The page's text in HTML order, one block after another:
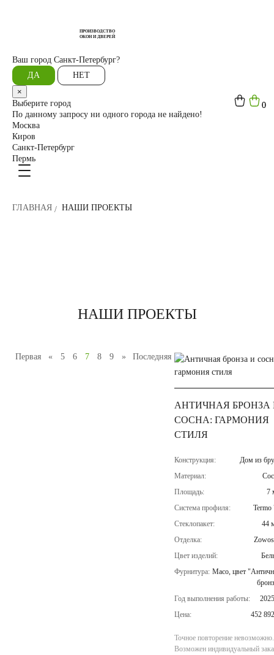
ПРОИЗВОДСТВО
ОКОН И ДВЕРЕЙ
Ваш город Санкт-Петербург?
ДА
НЕТ
×
Выберите город
По данному запросу ни одного города не найдено!
Москва
Киров
Санкт-Петербург
Пермь
0
0
ГЛАВНАЯ НАШИ ПРОЕКТЫ
НАШИ ПРОЕКТЫ
Первая « 5 6 7 8 9 » Последняя
АНТИЧНАЯ БРОНЗА
СОСНА: ГАРМОНИЯ
СТИЛЯ
Конструкция:
Дом из
Материал:
Площадь:
7
Система профиля:
Termo
Стеклопакет:
44
Отделка:
Цвет изделий:
Фурнитура: Maco, цвет
Год выполнения работы:
Цена:
452
Точное повторение невозможно.
Возможен индивидуальный